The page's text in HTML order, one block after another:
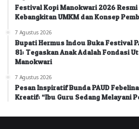
Festival Kopi Manokwari 2026
Kebangkitan UMKM dan Konsep
7 Agustus 2026
Bupati Hermus Indou Buka Festival
81: Tegaskan Anak Adalah Fondasi
Manokwari
7 Agustus 2026
Pesan Inspiratif Bunda PAUD
Kreatif: “Ibu Guru Sedang Melayani